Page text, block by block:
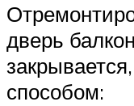
дверь
способом: